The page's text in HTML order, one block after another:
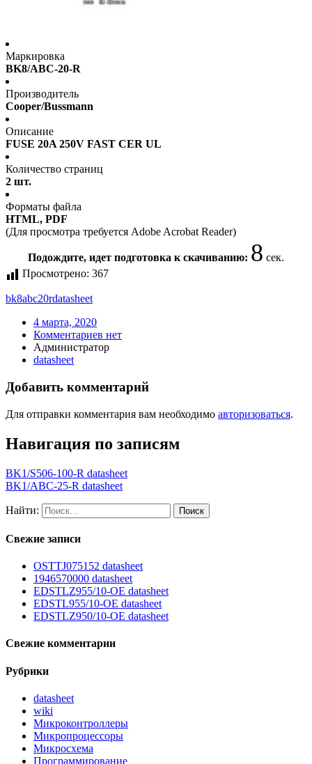
Маркировка
BK8/ABC-20-R
Производитель
Cooper/Bussmann
Описание
FUSE 20A 250V FAST CER UL
Количество страниц
2 шт.
Форматы файла
HTML, PDF
(Для просмотра требуется Adobe Acrobat Reader)
Подождите, идет подготовка к скачиванию: 7 сек.
Просмотрено: 367
bk8abc20rdatasheet
4 марта, 2020
Комментариев нет
Администратор
datasheet
Добавить комментарий
Для отправки комментария вам необходимо авторизоваться.
Навигация по записям
BK1/S506-100-R datasheet
BK1/ABC-25-R datasheet
Найти:
Свежие записи
OSTTJ075152 datasheet
1946570000 datasheet
EDSTLZ955/10-OE datasheet
EDSTL955/10-OE datasheet
EDSTLZ950/10-OE datasheet
Свежие комментарии
Рубрики
datasheet
wiki
Микроконтроллеры
Микропроцессоры
Микросхема
Программирование